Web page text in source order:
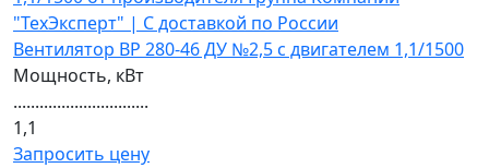
Вентилятор ВР 280-46 ДУ №2,5 с двигателем 1,1/1500
Мощность, кВт
...............................
1,1
Запросить цену